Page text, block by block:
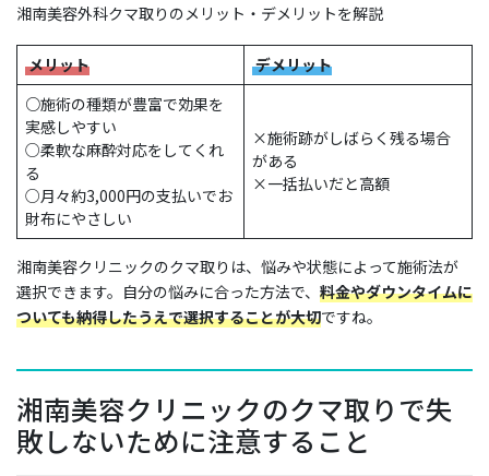
湘南美容外科クマ取りのメリット・デメリットを解説
メリット
デメリット
○施術の種類が豊富で効果を
実感しやすい
○柔軟な麻酔対応をしてくれ
る
○月々約3,000円の支払いでお
財布にやさしい
×施術跡がしばらく残る場合
がある
×一括払いだと高額
湘南美容クリニックのクマ取りは、悩みや状態によって施術法が
選択できます。自分の悩みに合った方法で、 料金やダウンタイムに
ついても納得したうえで選択することが大切ですね。
湘南美容クリニックのクマ取りで失
敗しないために注意すること